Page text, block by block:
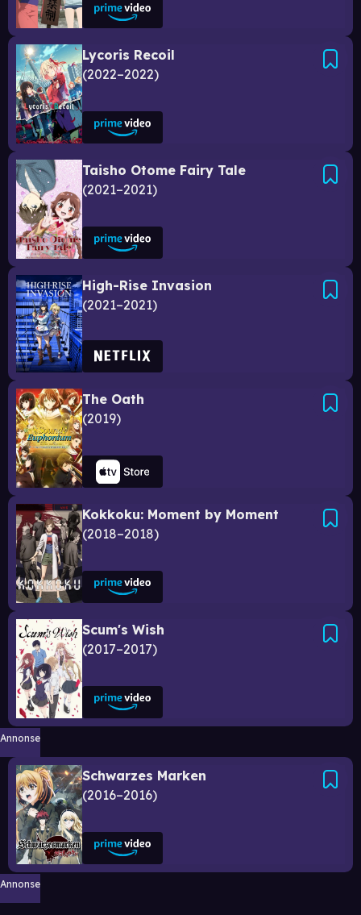
Lycoris Recoil
2022–2022
Taisho Otome Fairy Tale
2021–2021
High-Rise Invasion
2021–2021
The Oath
2019
Kokkoku: Moment by Moment
2018–2018
Scum's Wish
2017–2017
Annonse
Schwarzes Marken
2016–2016
Annonse